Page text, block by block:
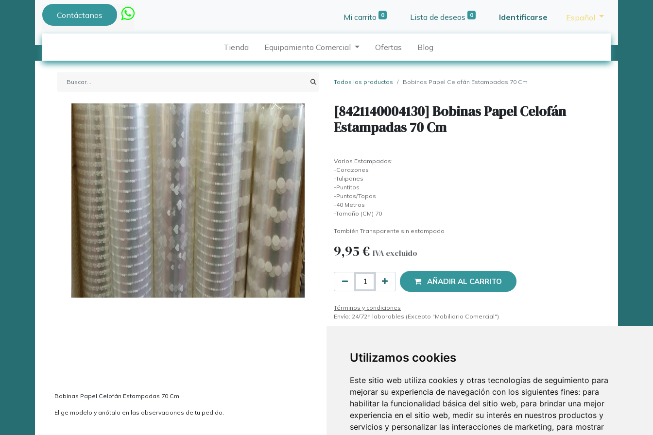
Utilizamos cookies
Este sitio web utiliza cookies y otras tecnologías de seguimiento para
mejorar su experiencia de navegación con los siguientes fines: para
habilitar la funcionalidad básica del sitio web, para brindar una mejor
experiencia en el sitio web, medir su interés en nuestros productos y
servicios y personalizar las interacciones de marketing, para mostrar
Contáctanos Mi carrito 0 Lista de deseos 0 Identificarse Español
Tienda Equipamiento Comercial Ofertas Blog
Todos los productos Bobinas Papel Celofán Estampadas 70 Cm
[8421140004130] Bobinas Papel Celofán
Estampadas 70 Cm
Varios Estampados:
-Corazones
-Tulipanes
-Puntitos
-Puntos/Topos
-40 Metros
-Tamaño (CM) 70
También Transparente sin estampado
9,95€ IVA excluido
AÑADIR AL CARRITO
Términos y condiciones
Envío: 24/72h laborables (Excepto "Mobiliario Comercial")
​Bobinas Papel Celofán Estampadas 70 Cm
​Elige modelo y anótalo en las observaciones de tu pedido.